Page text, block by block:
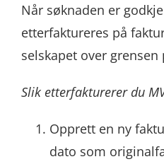
Når søknaden er
etterfaktureres på
selskapet over grensen
Slik etterfakturerer du
Opprett en ny
dato som